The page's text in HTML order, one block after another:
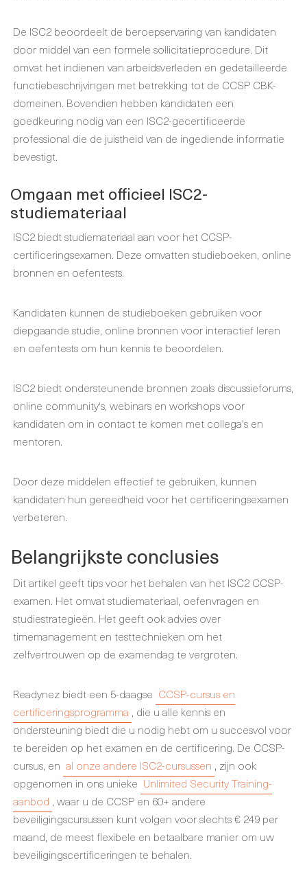
De ISC2 beoordeelt de beroepservaring van kandidaten
door middel van een formele sollicitatieprocedure. Dit
omvat het indienen van arbeidsverleden en gedetailleerde
functiebeschrijvingen met betrekking tot de CCSP CBK-
domeinen. Bovendien hebben kandidaten een
goedkeuring nodig van een ISC2-gecertificeerde
professional die de juistheid van de ingediende informatie
bevestigt.
Omgaan met officieel ISC2-
studiemateriaal
ISC2 biedt studiemateriaal aan voor het CCSP-
certificeringsexamen. Deze omvatten studieboeken, online
bronnen en oefentests.
Kandidaten kunnen de studieboeken gebruiken voor
diepgaande studie, online bronnen voor interactief leren
en oefentests om hun kennis te beoordelen.
ISC2 biedt ondersteunende bronnen zoals discussieforums,
online community's, webinars en workshops voor
kandidaten om in contact te komen met collega's en
mentoren.
Door deze middelen effectief te gebruiken, kunnen
kandidaten hun gereedheid voor het certificeringsexamen
verbeteren.
Belangrijkste conclusies
Dit artikel geeft tips voor het behalen van het ISC2 CCSP-
examen. Het omvat studiemateriaal, oefenvragen en
studiestrategieën. Het geeft ook advies over
timemanagement en testtechnieken om het
zelfvertrouwen op de examendag te vergroten.
Readynez biedt een 5-daagse CCSP-cursus en
certificeringsprogramma , die u alle kennis en
ondersteuning biedt die u nodig hebt om u succesvol voor
te bereiden op het examen en de certificering. De CCSP-
cursus, en al onze andere ISC2-cursussen , zijn ook
opgenomen in ons unieke Unlimited Security Training-
aanbod , waar u de CCSP en 60+ andere
beveiligingscursussen kunt volgen voor slechts € 249 per
maand, de meest flexibele en betaalbare manier om uw
beveiligingscertificeringen te behalen.